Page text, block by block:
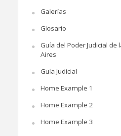
Galerías
Glosario
Guía del Poder Judicial de
Aires
Guía Judicial
Home Example 1
Home Example 2
Home Example 3